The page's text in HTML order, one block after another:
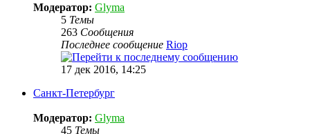
Модератор: Glyma
5 Темы
263 Сообщения
Последнее сообщение Riop
17 дек 2016, 14:25
Санкт-Петербург
Модератор: Glyma
45 Темы